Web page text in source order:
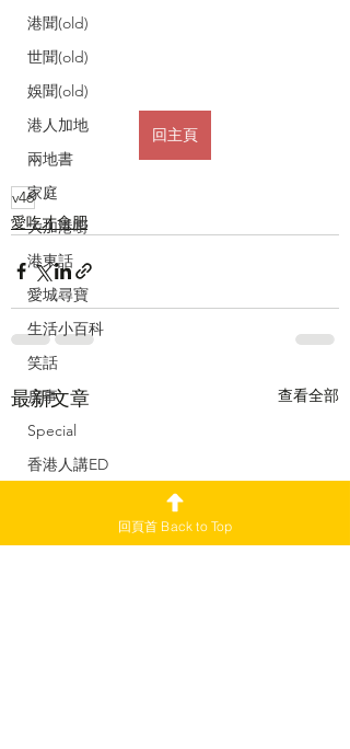
港聞(old)
世聞(old)
娛聞(old)
港人加地
兩地書
家庭
大加港嘢
港東話
愛城尋寶
生活小百科
笑話
房事
Special
香港人講ED
回主頁
v46
愛吃才會肥
最新文章 查看全部
回頁首 Back to Top